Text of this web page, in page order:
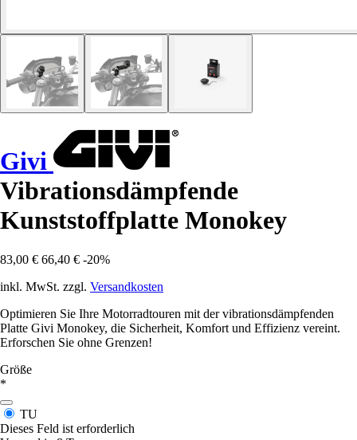
Givi
Vibrationsdämpfende
Kunststoffplatte Monokey
83,00 € 66,40 € -20%
inkl. MwSt. zzgl. Versandkosten
Optimieren Sie Ihre Motorradtouren mit der vibrationsdämpfenden
Platte Givi Monokey, die Sicherheit, Komfort und Effizienz vereint.
Erforschen Sie ohne Grenzen!
Größe
*
TU
Dieses Feld ist erforderlich